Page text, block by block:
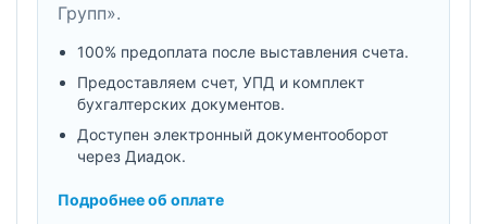
Групп».
100% предоплата после выставления счета.
Предоставляем счет, УПД и комплект
бухгалтерских документов.
Доступен электронный документооборот
через Диадок.
Подробнее об оплате